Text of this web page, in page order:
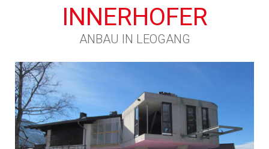
INNERHOFER
ANBAU IN LEOGANG